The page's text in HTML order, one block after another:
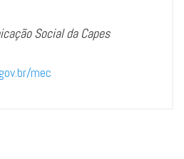
Social da Capes
mec